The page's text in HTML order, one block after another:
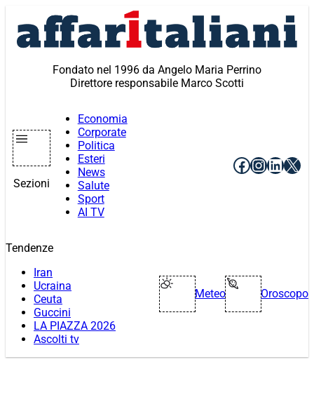
contenuto
Fondato nel 1996 da Angelo Maria Perrino
Direttore responsabile Marco Scotti
Sezioni
Economia
Corporate
Politica
Esteri
News
Salute
Sport
AI TV
Facebook
X
Tendenze
Iran
Ucraina
Ceuta
Guccini
LA PIAZZA 2026
Ascolti tv
Meteo Oroscopo